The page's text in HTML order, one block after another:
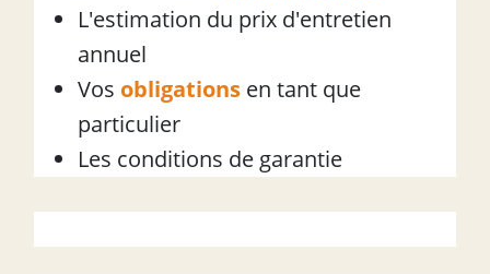
L'estimation du prix d'entretien
annuel
Vos obligations en tant que
particulier
Les conditions de garantie